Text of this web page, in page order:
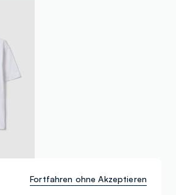
Fortfahren ohne Akzeptieren